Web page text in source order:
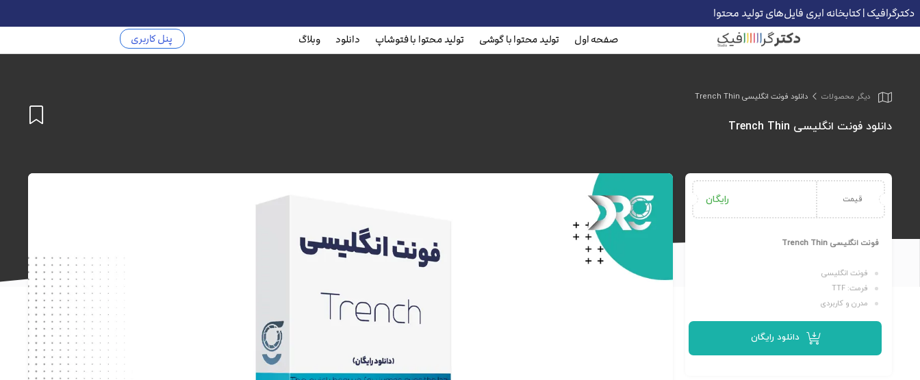
دکترگرافیک | کتابخانه ابری فایل‌های تولید محتوا
صفحه اول تولید محتوا با گوشی تولید محتوا با فتوشاپ دانلود وبلاگ پنل کاربری
دیگر محصولات دانلود فونت انگلیسی Trench Thin
دانلود فونت انگلیسی Trench Thin
علاقه
قیمت رایگان
فونت انگلیسی Trench Thin
فونت انگلیسی
فرمت: TTF
مدرن و کاربردی
دانلود رایگان